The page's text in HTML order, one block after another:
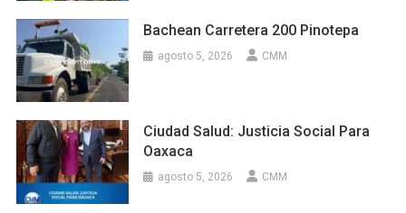
Bachean Carretera 200 Pinotepa
agosto 5, 2026 CMM
Ciudad Salud: Justicia Social Para
Oaxaca
agosto 5, 2026 CMM